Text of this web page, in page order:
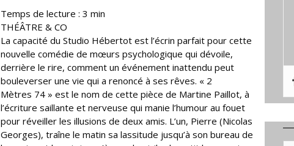
Temps de lecture :3 min
THÉÂTRE & CO
La capacité du Studio Hébertot est l’écrin parfait pour cette
nouvelle comédie de mœurs psychologique qui dévoile,
derrière le rire, comment un événement inattendu peut
bouleverser une vie qui a renoncé à ses rêves. « 2
Mètres 74 » est le nom de cette pièce de Martine Paillot, à
l’écriture saillante et nerveuse qui manie l’humour au fouet
pour réveiller les illusions de deux amis. L’un, Pierre (Nicolas
Georges), traîne le matin sa lassitude jusqu’à son bureau de